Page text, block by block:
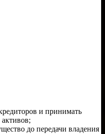
и принимать
активов;
до передачи владения